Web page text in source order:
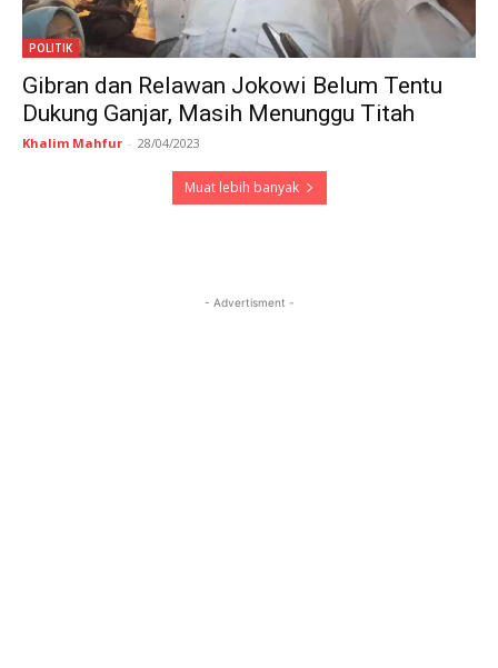
POLITIK
Gibran dan Relawan Jokowi Belum Tentu
Dukung Ganjar, Masih Menunggu Titah
Khalim Mahfur - 28/04/2023
Muat lebih banyak
- Advertisment -